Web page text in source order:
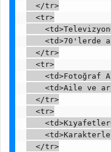
  </tr>
  <tr>
<td>70'lerde
  </tr>
  <tr>
<td>Fotoğraf
<td>Aile ve
  </tr>
  <tr>
  </tr>